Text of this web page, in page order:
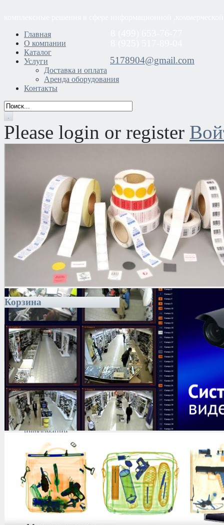
5178904@gmail.com
Главная
О компании
Каталог
Услуги
Доставка и оплата
Аренда оборудования
Контакты
Please login or register
Корзина
Каталог
Антитеррористическое
оборудование
Поиск и выявление
каналов утечки
информации
Технические средства
защиты информации
Тепловизоры
Криминалистическая
техника
Поисково-досмотровое
оборудование
Средства
документирования и